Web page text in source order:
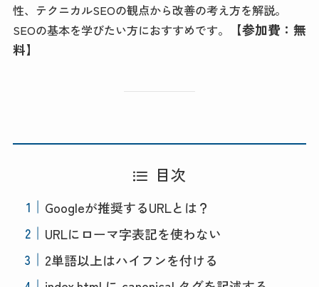
性、テクニカルSEOの観点から改善の考え方を解説。
SEOの基本を学びたい方におすすめです。
【参加費：無
料】
目次
Googleが推奨するURLとは？
URLにローマ字表記を使わない
2単語以上はハイフンを付ける